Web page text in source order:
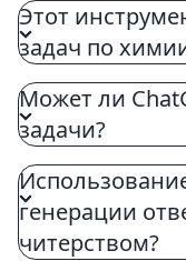
шага и
практики, тем
глубокое
домашними
Этот
задач по
Может ли
задачи?
генерации
читерством?